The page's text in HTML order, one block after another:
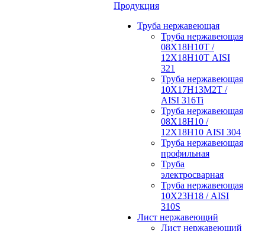
Продукция
Труба нержавеющая
Труба нержавеющая
08Х18Н10Т /
12Х18Н10Т AISI
321
Труба нержавеющая
10Х17Н13М2Т /
AISI 316Ti
Труба нержавеющая
08Х18Н10 /
12Х18Н10 AISI 304
Труба нержавеющая
профильная
Труба
электросварная
Труба нержавеющая
10Х23Н18 / AISI
310S
Лист нержавеющий
Лист нержавеющий